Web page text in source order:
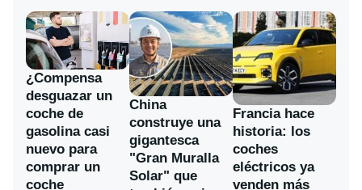
¿Compensa
desguazar un
coche de
gasolina casi
nuevo para
comprar un
coche
China
construye una
gigantesca
"Gran Muralla
Solar" que
Francia hace
historia: los
coches
eléctricos ya
venden más